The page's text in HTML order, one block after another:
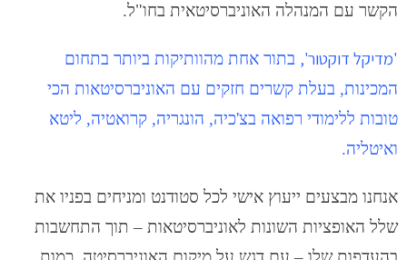
הקשר עם המנהלה האוניברסיטאית בחו"ל.
'מדיקל דוקטור', בתור אחת מהוותיקות ביותר בתחום
המכינות, בעלת קשרים חזקים עם האוניברסיטאות הכי
טובות ללימודי רפואה בצ'כיה, הונגריה, קרואטיה, ליטא
ואיטליה.
אנחנו מבצעים ייעוץ אישי לכל סטודנט ומניחים בפניו את
שלל האופציות השונות לאוניברסיטאות – תוך התחשבות